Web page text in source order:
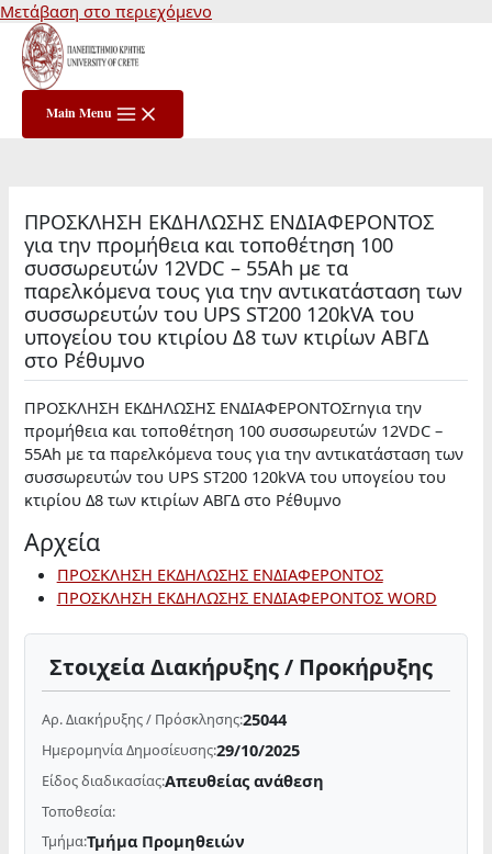
Μετάβαση στο περιεχόμενο
Main Menu
ΠΡΟΣΚΛΗΣΗ ΕΚΔΗΛΩΣΗΣ ΕΝΔΙΑΦΕΡΟΝΤΟΣ
για την προμήθεια και τοποθέτηση 100
συσσωρευτών 12VDC – 55Ah με τα
παρελκόμενα τους για την αντικατάσταση των
συσσωρευτών του UPS ST200 120kVA του
υπογείου του κτιρίου Δ8 των κτιρίων ΑΒΓΔ
στο Ρέθυμνο
ΠΡΟΣΚΛΗΣΗ ΕΚΔΗΛΩΣΗΣ ΕΝΔΙΑΦΕΡΟΝΤΟΣrnγια την
προμήθεια και τοποθέτηση 100 συσσωρευτών 12VDC –
55Ah με τα παρελκόμενα τους για την αντικατάσταση των
συσσωρευτών του UPS ST200 120kVA του υπογείου του
κτιρίου Δ8 των κτιρίων ΑΒΓΔ στο Ρέθυμνο
Αρχεία
ΠΡΟΣΚΛΗΣΗ ΕΚΔΗΛΩΣΗΣ ΕΝΔΙΑΦΕΡΟΝΤΟΣ
ΠΡΟΣΚΛΗΣΗ ΕΚΔΗΛΩΣΗΣ ΕΝΔΙΑΦΕΡΟΝΤΟΣ WORD
Στοιχεία Διακήρυξης / Προκήρυξης
Αρ. Διακήρυξης / Πρόσκλησης:25044
Ημερομηνία Δημοσίευσης:29/10/2025
Είδος διαδικασίας:Απευθείας ανάθεση
Τοποθεσία:
Τμήμα:Τμήμα Προμηθειών